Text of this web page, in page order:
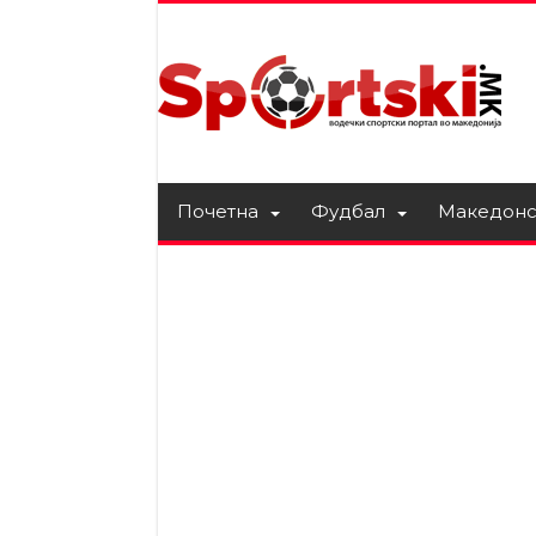
Почетна Фудбал